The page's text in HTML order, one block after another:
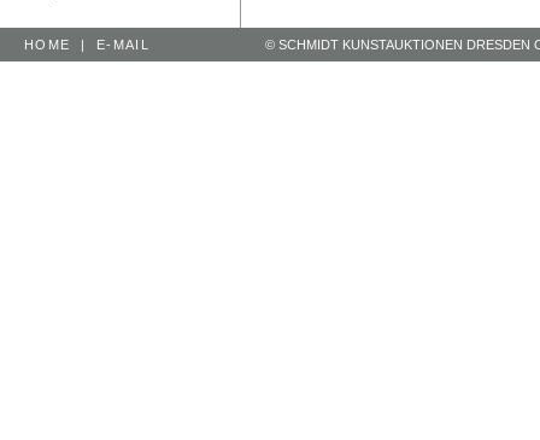
HOME | E-MAIL © SCHMIDT KUNSTAUKTIONEN DRESDEN